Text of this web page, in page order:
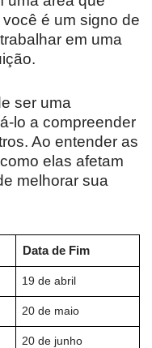
é um signo de
em uma
ser uma
lo a compreender
Ao entender as
elas afetam
melhorar sua
Data de Fim
19 de abril
20 de maio
20 de junho